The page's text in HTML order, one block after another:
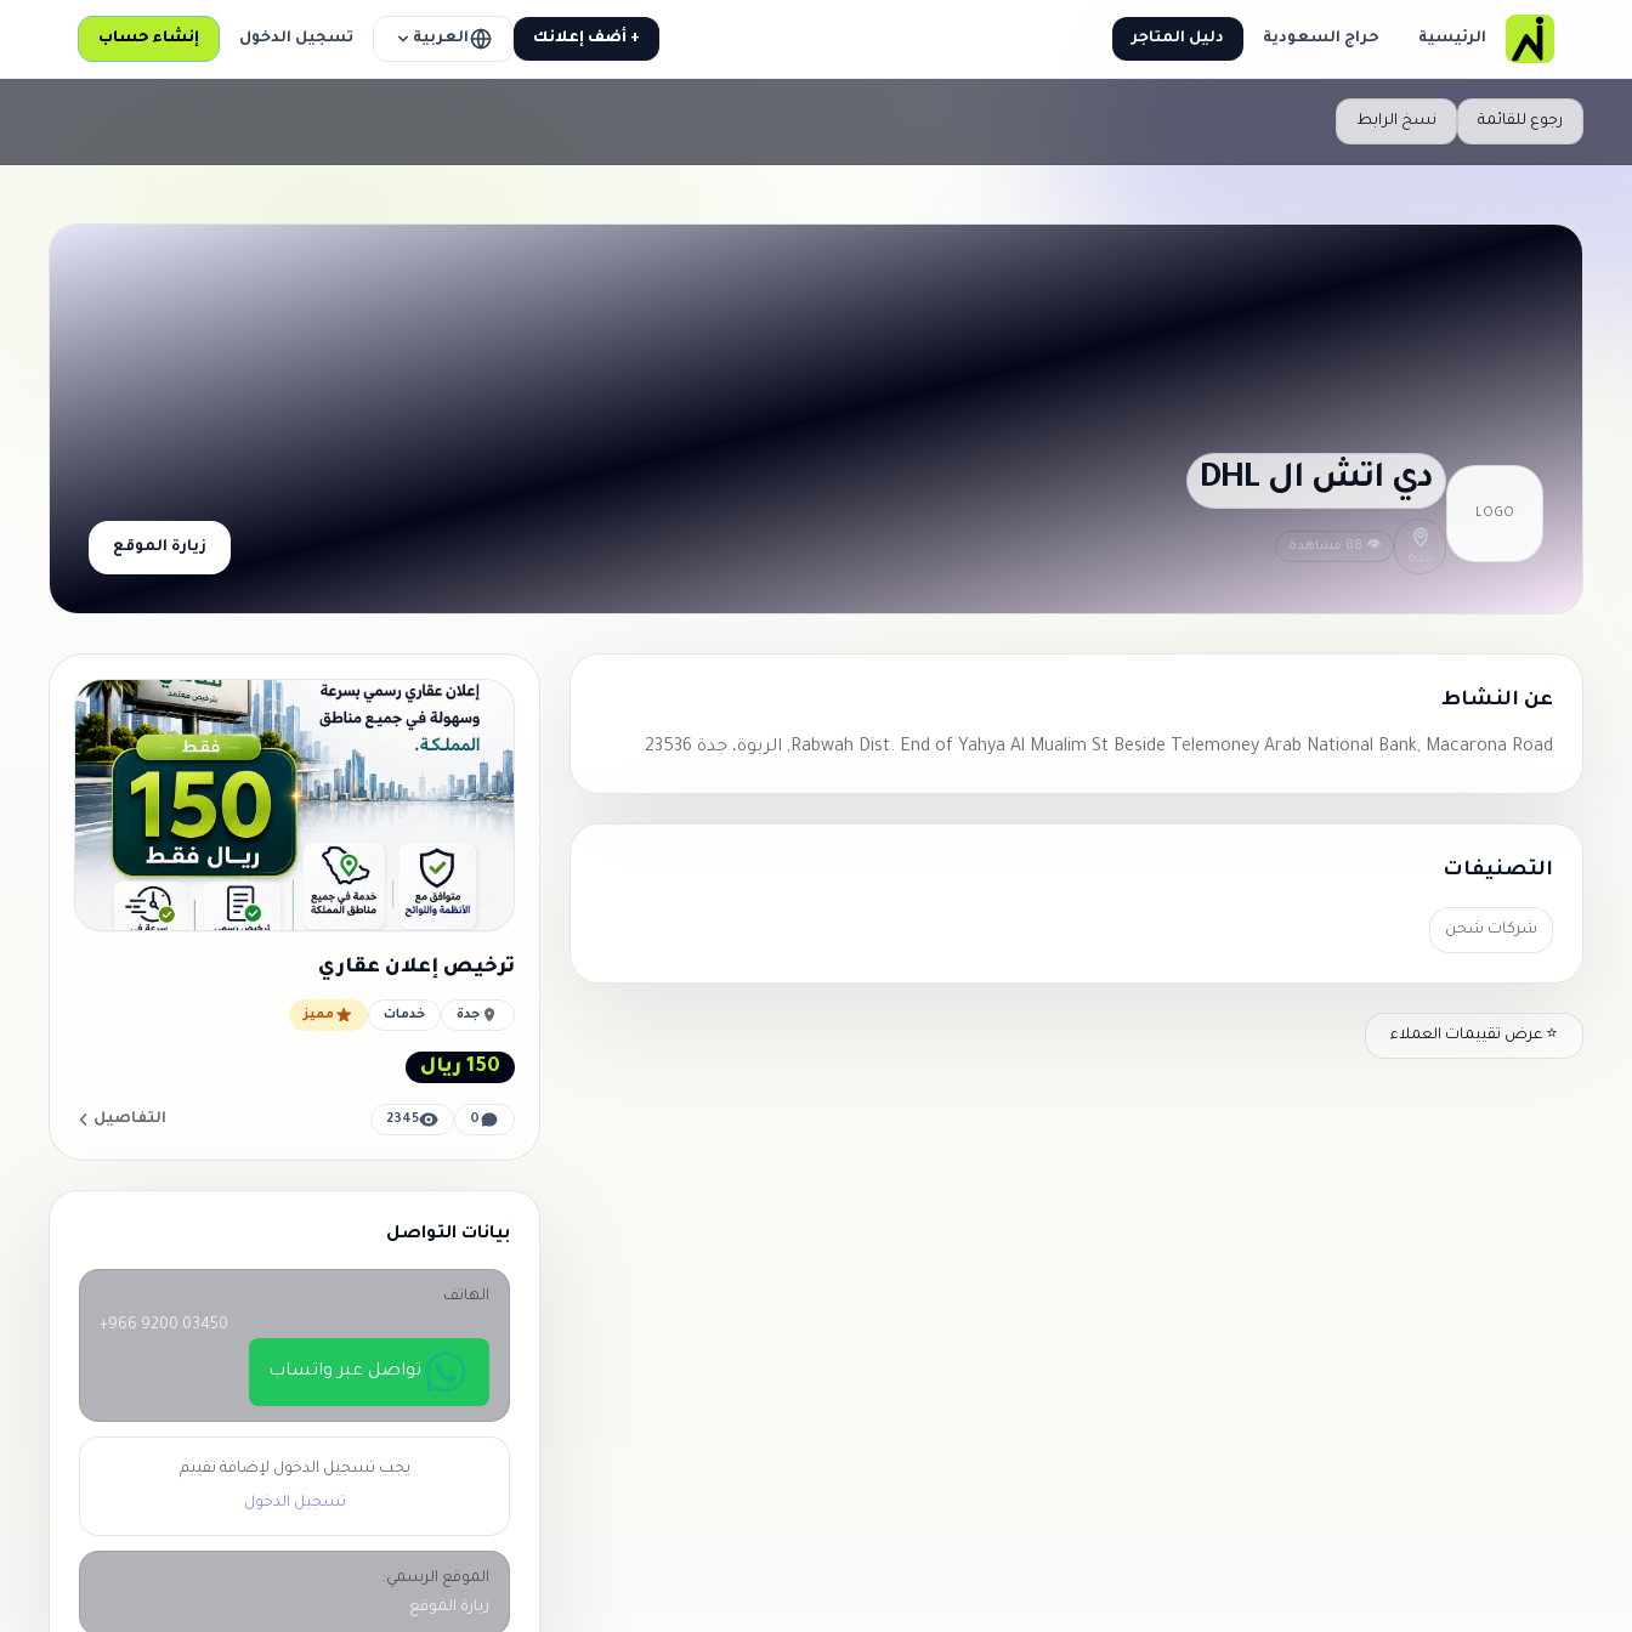
الرئيسية حراج السعودية دليل المتاجر + أضف إعلانك العربية تسجيل الدخول إنشاء حساب
رجوع للقائمة نسخ الرابط
LOGO
دي اتش ال DHL
جدة
👁 88 مشاهدة زيارة الموقع
عن النشاط
Rabwah Dist. End of Yahya Al Mualim St Beside Telemoney Arab National Bank, Macarona Road, الربوة، جدة 23536
التصنيفات
شركات شحن
⭐ عرض تقييمات العملاء
ترخيص إعلان عقاري
جدة خدمات مميز
150 ريال
0
2345 التفاصيل
بيانات التواصل
الهاتف
+966 9200 03450
تواصل عبر واتساب
يجب تسجيل الدخول لإضافة تقييم
تسجيل الدخول
الموقع الرسمي:
زيارة الموقع